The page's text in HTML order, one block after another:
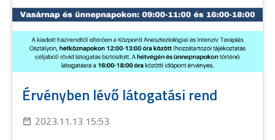
Érvényben lévő látogatási rend
2023.11.13 15:53